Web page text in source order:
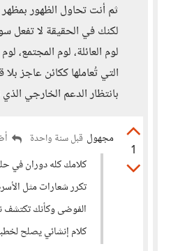
ثم أنت تحاول الظهور
لكنك في الحقيقة لا تفعل
لوم العائلة، لوم المجتمع،
التي تُعاملها ككائن عاجز
بانتظار الدعم الخارجي
1
مجهول قبل سنة واحدة
كلامك كله دوران في
تكرر شعارات مثل
الفوضى وكأنك تكتشف
كلام إنشائي يصلح